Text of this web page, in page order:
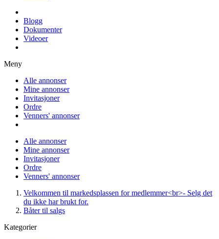
Blogg
Dokumenter
Videoer
Meny
Alle annonser
Mine annonser
Invitasjoner
Ordre
Venners' annonser
Alle annonser
Mine annonser
Invitasjoner
Ordre
Venners' annonser
Velkommen til markedsplassen for medlemmer<br>- Selg det
du ikke har brukt for.
Båter til salgs
Kategorier